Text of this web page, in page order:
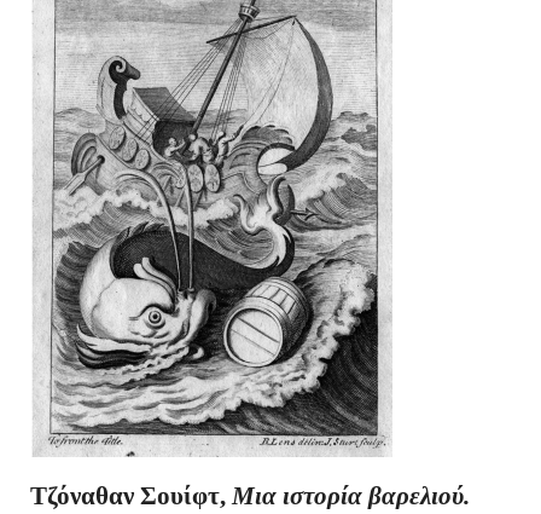
Τζόναθαν Σουίφτ, Μια ιστορία βαρελιού.